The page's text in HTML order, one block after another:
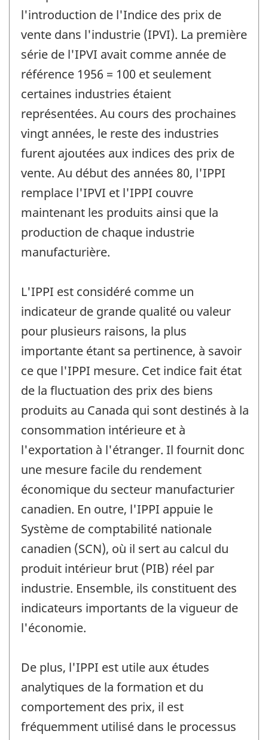
l'introduction de l'Indice des prix de
vente dans l'industrie (IPVI). La première
série de l'IPVI avait comme année de
référence 1956 = 100 et seulement
certaines industries étaient
représentées. Au cours des prochaines
vingt années, le reste des industries
furent ajoutées aux indices des prix de
vente. Au début des années 80, l'IPPI
remplace l'IPVI et l'IPPI couvre
maintenant les produits ainsi que la
production de chaque industrie
manufacturière.
L'IPPI est considéré comme un
indicateur de grande qualité ou valeur
pour plusieurs raisons, la plus
importante étant sa pertinence, à savoir
ce que l'IPPI mesure. Cet indice fait état
de la fluctuation des prix des biens
produits au Canada qui sont destinés à la
consommation intérieure et à
l'exportation à l'étranger. Il fournit donc
une mesure facile du rendement
économique du secteur manufacturier
canadien. En outre, l'IPPI appuie le
Système de comptabilité nationale
canadien (SCN), où il sert au calcul du
produit intérieur brut (PIB) réel par
industrie. Ensemble, ils constituent des
indicateurs importants de la vigueur de
l'économie.
De plus, l'IPPI est utile aux études
analytiques de la formation et du
comportement des prix, il est
fréquemment utilisé dans le processus